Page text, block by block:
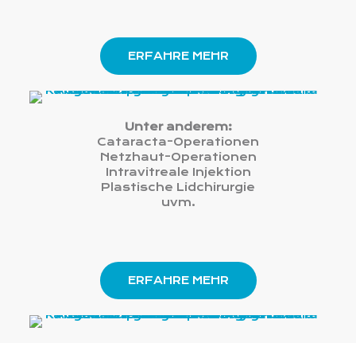
ERFAHRE MEHR
Unter anderem:
Cataracta-Operationen
Netzhaut-Operationen
Intravitreale Injektion
Plastische Lidchirurgie
uvm.
ERFAHRE MEHR
Laserbehandlungen